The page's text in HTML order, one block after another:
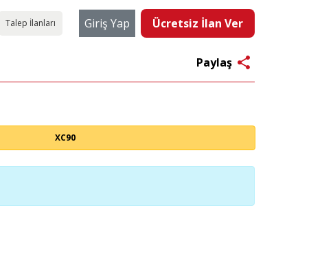
Talep İlanları Giriş Yap Ücretsiz İlan Ver
Paylaş share
XC90